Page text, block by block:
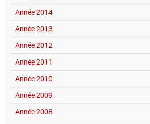
Année 2014
Année 2013
Année 2012
Année 2011
Année 2010
Année 2009
Année 2008